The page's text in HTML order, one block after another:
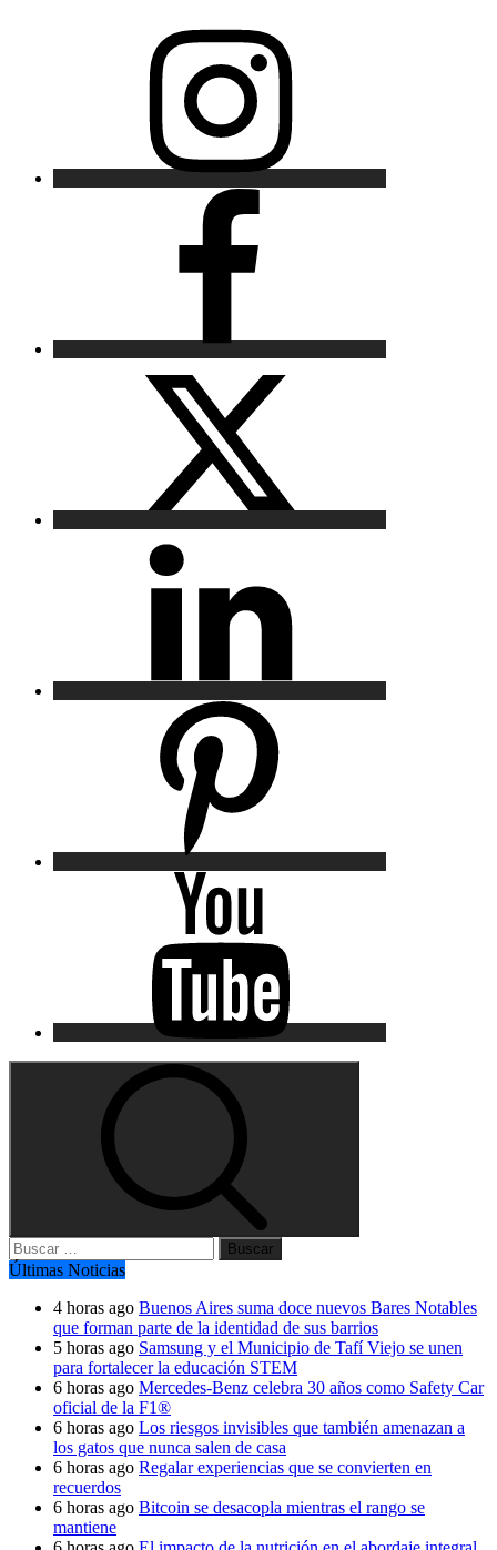
Buscar:
Últimas Noticias
4 horas ago Buenos Aires suma doce nuevos Bares Notables
que forman parte de la identidad de sus barrios
5 horas ago Samsung y el Municipio de Tafí Viejo se unen
para fortalecer la educación STEM
6 horas ago Mercedes-Benz celebra 30 años como Safety Car
oficial de la F1®
6 horas ago Los riesgos invisibles que también amenazan a
los gatos que nunca salen de casa
6 horas ago Regalar experiencias que se convierten en
recuerdos
6 horas ago Bitcoin se desacopla mientras el rango se
mantiene